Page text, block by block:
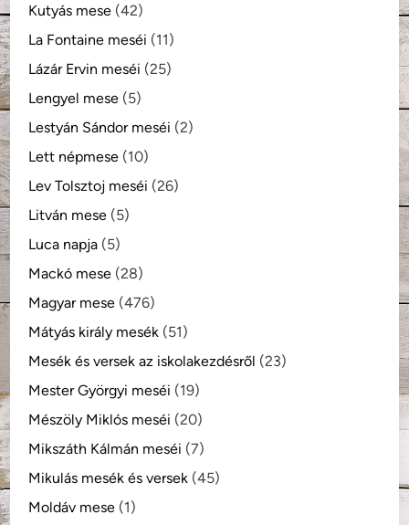
Kutyás mese (42)
La Fontaine meséi (11)
Lázár Ervin meséi (25)
Lengyel mese (5)
Lestyán Sándor meséi (2)
Lett népmese (10)
Lev Tolsztoj meséi (26)
Litván mese (5)
Luca napja (5)
Mackó mese (28)
Magyar mese (476)
Mátyás király mesék (51)
Mesék és versek az iskolakezdésről (23)
Mester Györgyi meséi (19)
Mészöly Miklós meséi (20)
Mikszáth Kálmán meséi (7)
Mikulás mesék és versek (45)
Moldáv mese (1)